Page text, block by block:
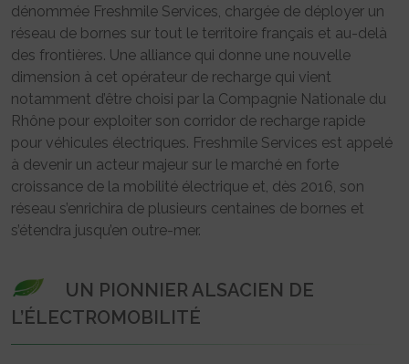
dénommée Freshmile Services, chargée de déployer un
réseau de bornes sur tout le territoire français et au-delà
des frontières. Une alliance qui donne une nouvelle
dimension à cet opérateur de recharge qui vient
notamment d’être choisi par la Compagnie Nationale du
Rhône pour exploiter son corridor de recharge rapide
pour véhicules électriques. Freshmile Services est appelé
à devenir un acteur majeur sur le marché en forte
croissance de la mobilité électrique et, dès 2016, son
réseau s’enrichira de plusieurs centaines de bornes et
s’étendra jusqu’en outre-mer.
UN PIONNIER ALSACIEN DE
L’ÉLECTROMOBILITÉ